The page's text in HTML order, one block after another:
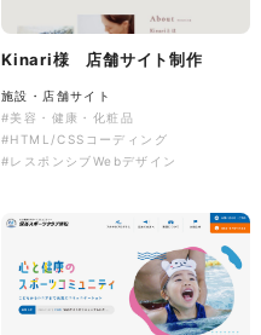
Kinari様 店舗サイト制作
施設・店舗サイト
#美容・健康・化粧品
#HTML/CSSコーディング
#レスポンシブWebデザイン